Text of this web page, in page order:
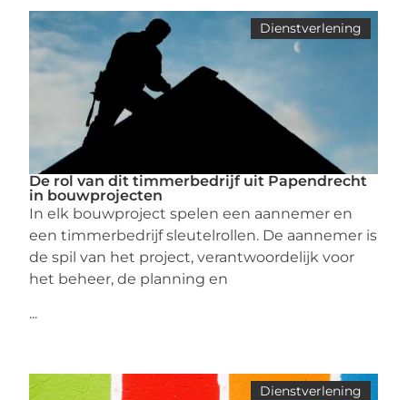
Dienstverlening
De rol van dit timmerbedrijf uit Papendrecht
in bouwprojecten
In elk bouwproject spelen een aannemer en
een timmerbedrijf sleutelrollen. De aannemer is
de spil van het project, verantwoordelijk voor
het beheer, de planning en
...
Dienstverlening